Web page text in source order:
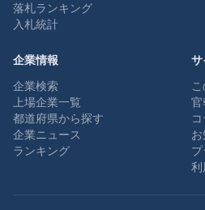
落札ランキング
入札統計
企業情報
企業検索
上場企業一覧
都道府県から探す
企業ニュース
ランキング
サ
官
利